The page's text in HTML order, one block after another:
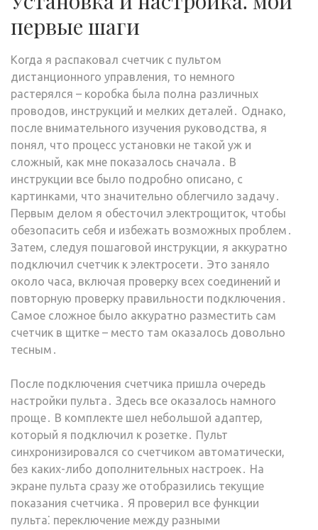
первые шаги
Когда я распаковал счетчик с пультом
дистанционного управления, то немного
растерялся – коробка была полна различных
проводов, инструкций и мелких деталей․ Однако,
после внимательного изучения руководства, я
понял, что процесс установки не такой уж и
сложный, как мне показалось сначала․ В
инструкции все было подробно описано, с
картинками, что значительно облегчило задачу․
Первым делом я обесточил электрощиток, чтобы
обезопасить себя и избежать возможных проблем․
Затем, следуя пошаговой инструкции, я аккуратно
подключил счетчик к электросети․ Это заняло
около часа, включая проверку всех соединений и
повторную проверку правильности подключения․
Самое сложное было аккуратно разместить сам
счетчик в щитке – место там оказалось довольно
тесным․
После подключения счетчика пришла очередь
настройки пульта․ Здесь все оказалось намного
проще․ В комплекте шел небольшой адаптер,
который я подключил к розетке․ Пульт
синхронизировался со счетчиком автоматически,
без каких-либо дополнительных настроек․ На
экране пульта сразу же отобразились текущие
показания счетчика․ Я проверил все функции
пульта⁚ переключение между разными